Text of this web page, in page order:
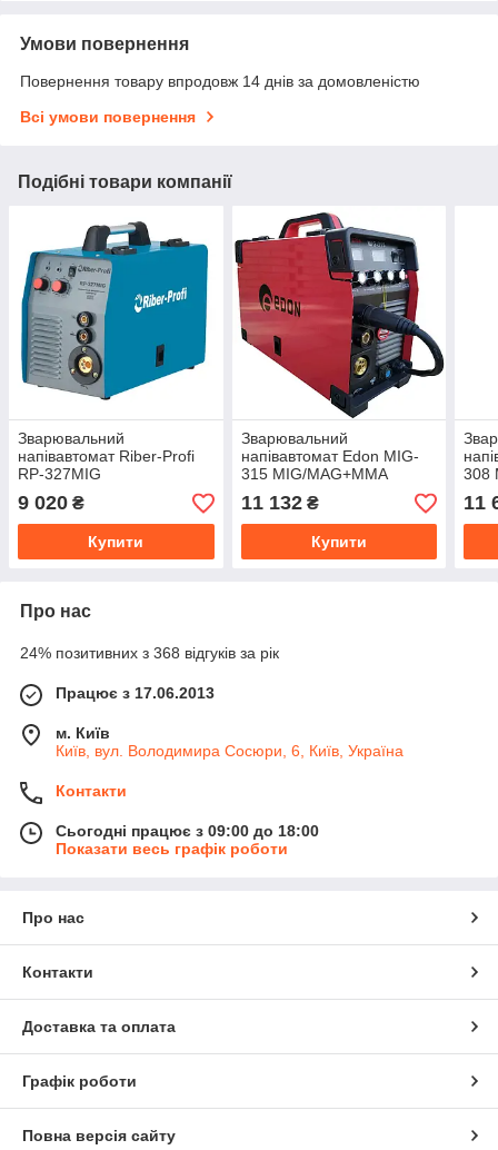
Умови повернення
Повернення товару впродовж 14 днів за домовленістю
Всі умови повернення
Подібні товари компанії
Зварювальний
напівавтомат Riber-Profi
RP-327MIG
9 020 ₴
Купити
Зварювальний
напівавтомат Edon MIG-
315 MIG/MAG+MMA
11 132₴
Купити
308
11
Про нас
24% позитивних з 368 відгуків за рік
Працює з 17.06.2013
м. Київ
Київ, вул. Володимира Сосюри, 6, Київ, Україна
Контакти
Сьогодні працює з 09:00 до 18:00
Показати весь графік роботи
Про нас
Контакти
Доставка та оплата
Графік роботи
Повна версія сайту